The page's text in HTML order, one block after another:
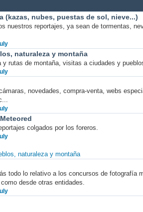
(kazas, nubes, puestas de sol, nieve...)
nuestros reportajes, ya sean de tormentas,
naturaleza y montaña
rutas de montaña, visitas a ciudades y
novedades, compra-venta, webs
colgados por los foreros.
naturaleza y montaña
todo lo relativo a los concursos de fotografía
desde otras entidades.